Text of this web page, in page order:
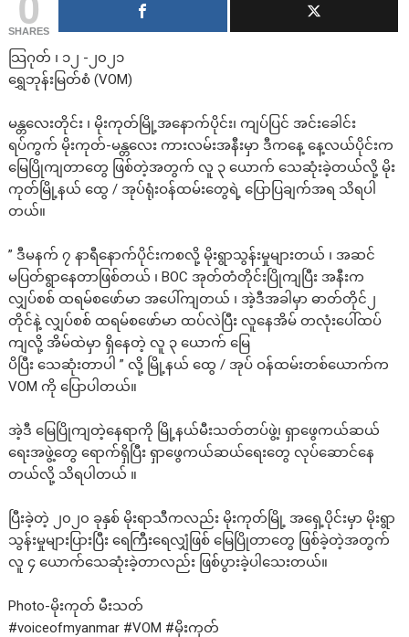
SHARES
သြဂုတ် ၊ ၁၂ -၂၀၂၁
ရွှေဘုန်းမြတ်စံ (VOM)
မန္တလေးတိုင်း ၊ မိုးကုတ်မြို့အနောက်ပိုင်း၊ ကျပ်ပြင် အင်းခေါင်း
ရပ်ကွက် မိုးကုတ်-မန္တလေး ကားလမ်းအနီးမှာ ဒီကနေ့ နေ့လယ်ပိုင်းက
မြေပြိုကျတာတွေ ဖြစ်တဲ့အတွက် လူ ၃ ယောက် သေဆုံးခဲ့တယ်လို့ မိုး
ကုတ်မြို့နယ် ထွေ / အုပ်ရုံးဝန်ထမ်းတွေရဲ့ ပြောပြချက်အရ သိရပါ
တယ်။
” ဒီမနက် ၇ နာရီနောက်ပိုင်းကစလို့ မိုးရွာသွန်းမှုများတယ် ၊ အဆင်
မပြတ်ရွာနေတာဖြစ်တယ် ၊ BOC အုတ်တံတိုင်းပြိုကျပြီး အနီးက
လျှပ်စစ် ထရမ်စဖော်မာ အပေါ်ကျတယ် ၊ အဲ့ဒီအခါမှာ ဓာတ်တိုင်၂
တိုင်နဲ့ လျှပ်စစ် ထရမ်စဖော်မာ ထပ်လဲပြီး လူနေအိမ် တလုံးပေါ်ထပ်
ကျလို့ အိမ်ထဲမှာ ရှိနေတဲ့ လူ ၃ ယောက် မြေ
ပိပြီး သေဆုံးတာပါ ” လို့ မြို့နယ် ထွေ / အုပ် ဝန်ထမ်းတစ်ယောက်က
VOM ကို ပြောပါတယ်။
အဲ့ဒီ မြေပြိုကျတဲ့နေရာကို မြို့နယ်မီးသတ်တပ်ဖွဲ့၊ ရှာဖွေကယ်ဆယ်
ရေးအဖွဲ့တွေ ရောက်ရှိပြီး ရှာဖွေကယ်ဆယ်ရေးတွေ လုပ်ဆောင်နေ
တယ်လို့ သိရပါတယ် ။
ပြီးခဲ့တဲ့ ၂၀၂၀ ခုနှစ် မိုးရာသီကလည်း မိုးကုတ်မြို့ အရှေ့ပိုင်းမှာ မိုးရွာ
သွန်းမှုများပြားပြီး ရေကြီးရေလျှံဖြစ် မြေပြိုတာတွေ ဖြစ်ခဲ့တဲ့အတွက်
လူ ၄ ယောက်သေဆုံးခဲ့တာလည်း ဖြစ်ပွားခဲ့ပါသေးတယ်။
Photo-မိုးကုတ် မီးသတ်
#voiceofmyanmar #VOM #မိုးကုတ